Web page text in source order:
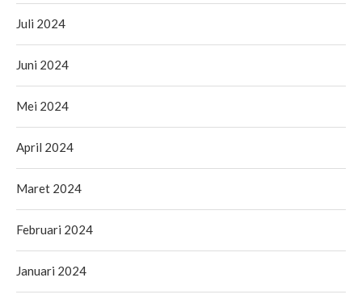
Juli 2024
Juni 2024
Mei 2024
April 2024
Maret 2024
Februari 2024
Januari 2024